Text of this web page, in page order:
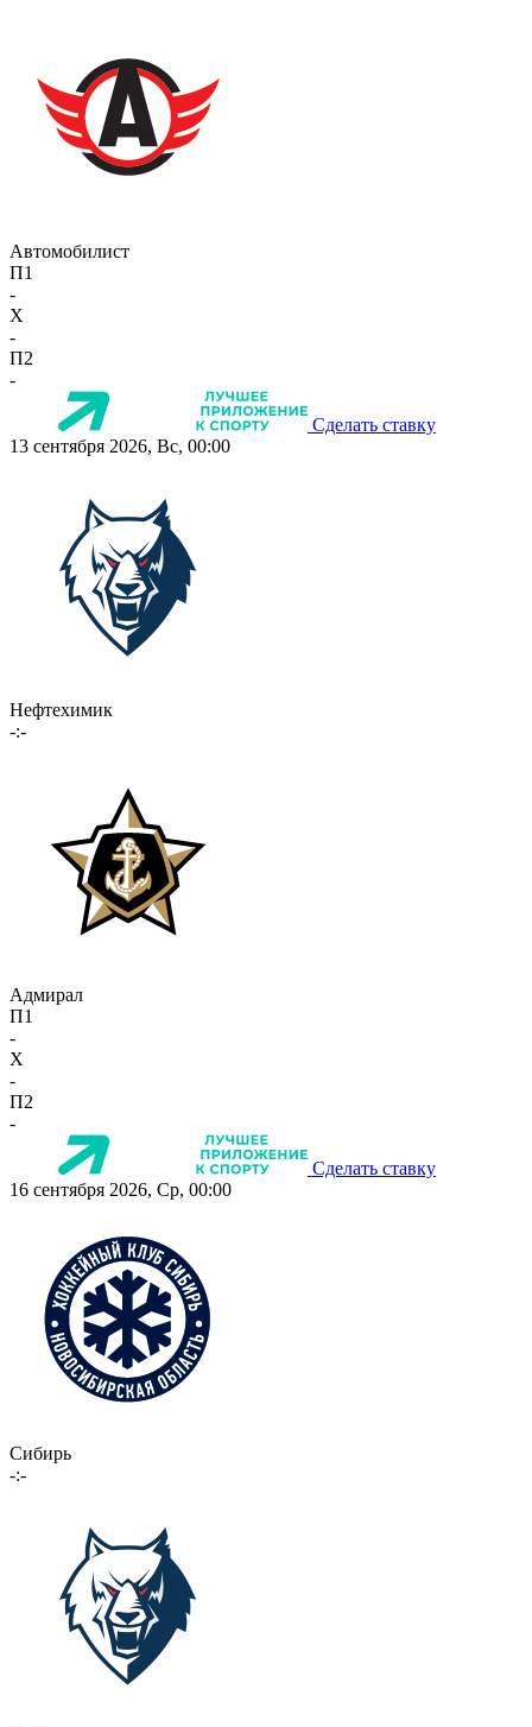
Автомобилист
П1
-
X
-
П2
-
Сделать ставку
13 сентября 2026, Вс, 00:00
Нефтехимик
-:-
Адмирал
П1
-
X
-
П2
-
Сделать ставку
16 сентября 2026, Ср, 00:00
Сибирь
-:-